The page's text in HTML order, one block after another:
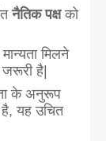
नैतिक पक्ष को
मिलने
जरूरी है|
के अनुरूप
है, यह उचित